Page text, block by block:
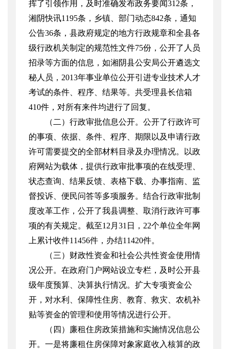
挥了引领作用，及时准确发布政务要闻312条，
湘阴快讯1195条，乡镇、部门动态842条，通知
公告36条，县政府规定的地方行政规章和全县各
级行政机关制定的规范性文件75份，公开了人员
招录等方面的信息，如湘阴县公安局公开遴选文
秘人员， 2013年事业单位公开引进专业技术人才
考试的条件、程序、结果等。共受理县长信箱
410件，对所有来件均进行了回复。
（二）行政审批信息公开。公开了行政许可
的事项、依据、条件、程序、期限以及申请行政
许可需要提交的全部材料目录及办理情况。以政
府网站为载体，提供行政审批事项的在线受理、
状态查询、结果反馈、表格下载、办事指南、监
督投诉、便民问答等多项服务。结合行政审批制
度改革工作，公开了我县调整、取消行政许可事
项的有关规定。截至12 月 31 日， 22个单位全年网
上累计收件11456件，办结11420件。
（三）财政性资金和社会公共性资金使用情
况公开。在政府门户网站设立专栏，及时公开县
级年度预算、决算执行情况。扩大专项资金公
开，对水利、保障性住房、教育、救灾、农机补
贴等资金的管理和使用等情况进行公开。
（四）廉租住房政策措施和实施情况信息公
开。一是将廉租住房保障对象家庭收入核算的政